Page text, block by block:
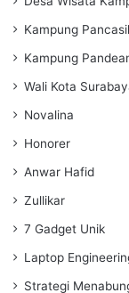
Kampung
Kampung
Wali Kota
Novalina
Honorer
Anwar Hafid
Zullikar
7 Gadget Unik
Laptop
Strategi